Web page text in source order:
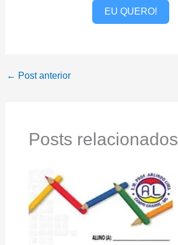
EU QUERO!
← Post anterior
Posts relacionados